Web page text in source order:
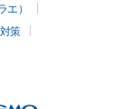
エ）
策